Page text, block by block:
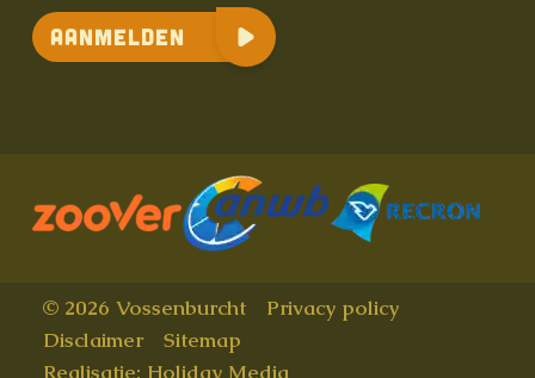
Aanmelden
© 2026 Vossenburcht
Privacy policy
Disclaimer
Sitemap
Realisatie: Holiday Media